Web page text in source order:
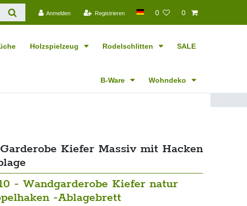
Anmelden
Registrieren 0 0
Holzspielzeug Rodelschlitten SALE
B-Ware Wohndeko
Kiefer Massiv mit Hacken
- Wandgarderobe Kiefer natur
-Ablagebrett